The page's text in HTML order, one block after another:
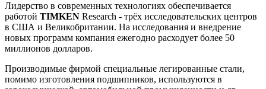
Лидерство в современных технологиях обеспечивается
работой TIMKEN Research - трёх исследовательских центров
в США и Великобритании. На исследования и внедрение
новых программ компания ежегодно расходует более 50
миллионов долларов.
Производимые фирмой специальные легированные стали,
помимо изготовления подшипников, используются в